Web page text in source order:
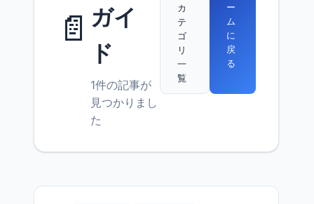
📄 ガイ
ド
1件の記事が
見つかりまし
た
カ
テ
ゴ
リ
一
覧
ー
ム
に
戻
る